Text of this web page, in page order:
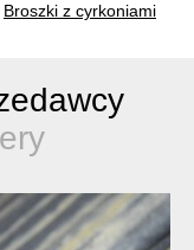
Broszki z cyrkoniami